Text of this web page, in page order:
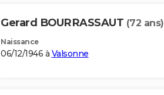
Gerard BOURRASSAUT (72 ans)
Naissance
06/12/1946 à Valsonne